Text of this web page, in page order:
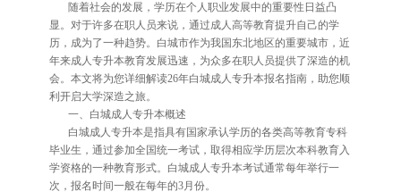
随着社会的发展，学历在个人职业发展中的重要性日益凸
显。对于许多在职人员来说，通过成人高等教育提升自己的学
历，成为了一种趋势。白城市作为我国东北地区的重要城市，近
年来成人专升本教育发展迅速，为众多在职人员提供了深造的机
会。本文将为您详细解读26年白城成人专升本报名指南，助您顺
利开启大学深造之旅。
一、白城成人专升本概述
白城成人专升本是指具有国家承认学历的各类高等教育专科
毕业生，通过参加全国统一考试，取得相应学历层次本科教育入
学资格的一种教育形式。白城成人专升本考试通常每年举行一
次，报名时间一般在每年的3月份。